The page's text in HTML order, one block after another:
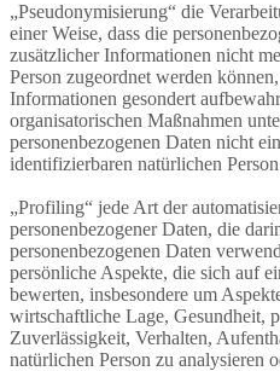
„Pseudonymisierung“ die
einer Weise, dass die
zusätzlicher Informationen nicht
Person zugeordnet werden
Informationen gesondert
organisatorischen Maßnahmen
personenbezogenen Daten nicht
identifizierbaren natürlichen
„Profiling“ jede Art der
personenbezogener Daten, die
personenbezogenen Daten
persönliche Aspekte, die sich auf
bewerten, insbesondere um
wirtschaftliche Lage, Gesundheit,
Zuverlässigkeit, Verhalten,
natürlichen Person zu analysieren